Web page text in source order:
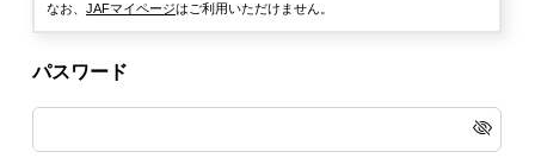
なお、JAFマイページはご利用いただけません。
パスワード